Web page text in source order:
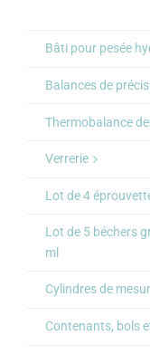
Bâti pour pesée
Balances de
Thermobalance
Verrerie
Lot de 4
Lot de 5 béchers
ml
Cylindres de
Contenants, bols